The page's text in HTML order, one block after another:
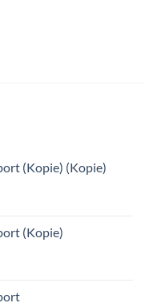
(Kopie) (Kopie)
(Kopie)